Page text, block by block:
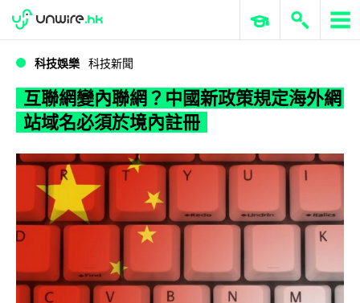
WWDC 2026 ERP 與商業 AI
科技娛樂 科技新聞
互聯網變內聯網？中國新政策規定海外網
站域名必須於境內註冊